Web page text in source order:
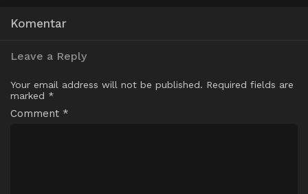
Komentar
Leave a Reply
Your email address will not be published. Required fields are
marked *
Comment *